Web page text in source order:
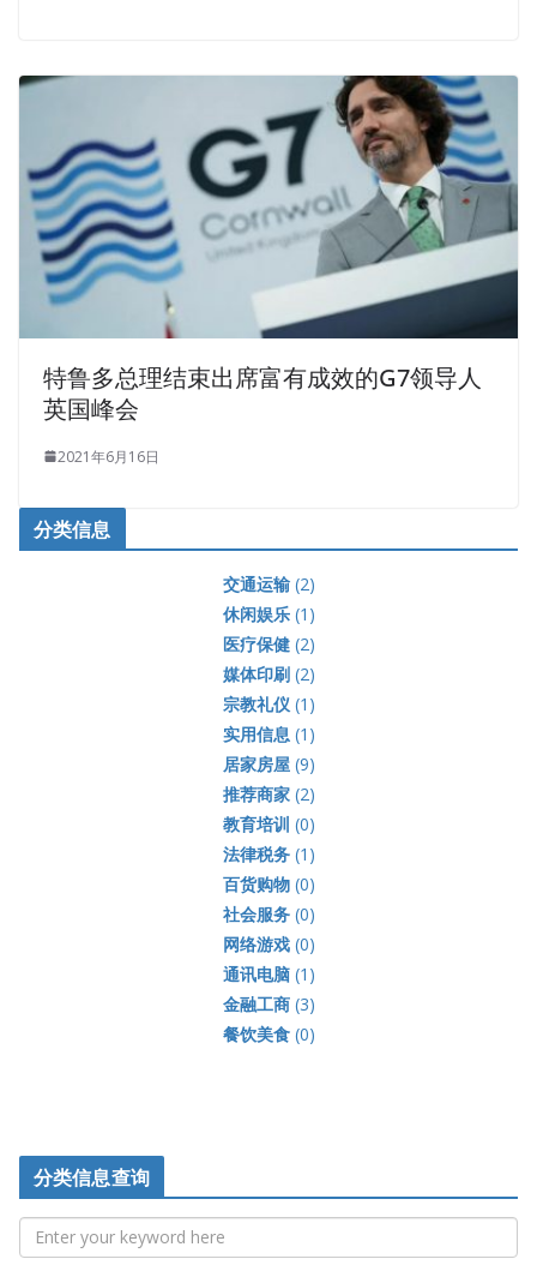
特鲁多总理结束出席富有成效的G7领导人
英国峰会
2021年6月16日
分类信息
交通运输(2)
休闲娱乐(1)
医疗保健(2)
媒体印刷(2)
宗教礼仪(1)
实用信息 (1)
居家房屋(9)
推荐商家(2)
教育培训 (0)
法律税务(1)
百货购物(0)
社会服务(0)
网络游戏(0)
通讯电脑(1)
金融工商(3)
餐饮美食(0)
分类信息查询